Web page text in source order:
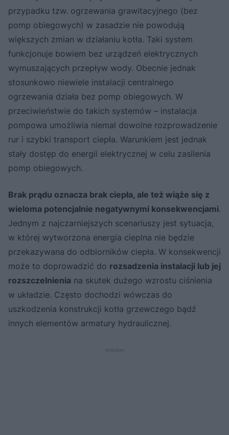
przypadku tzw. ogrzewania grawitacyjnego (bez
pomp obiegowych) w zasadzie nie powodują
większych zmian w działaniu kotła. Taki system
funkcjonuje bowiem bez urządzeń elektrycznych
wymuszających przepływ wody. Obecnie jednak
stosunkowo niewiele instalacji centralnego
ogrzewania działa bez pomp obiegowych. W
przeciwieństwie do takich systemów – instalacja
pompowa umożliwia niemal dowolne rozprowadzenie
rur i szybki transport ciepła. Warunkiem jest jednak
stały dostęp do energii elektrycznej w celu zasilenia
pomp obiegowych.
Brak prądu oznacza brak ciepła, ale też wiąże się z
wieloma potencjalnie negatywnymi konsekwencjami.
Jednym z najczarniejszych scenariuszy jest sytuacja,
w której wytworzona energia cieplna nie będzie
przekazywana do odbiorników ciepła. W konsekwencji
może to doprowadzić do rozsadzenia instalacji lub jej
rozszczelnienia na skutek dużego wzrostu ciśnienia
w układzie. Często dochodzi wówczas do
uszkodzenia konstrukcji kotła grzewczego bądź
innych elementów armatury hydraulicznej.